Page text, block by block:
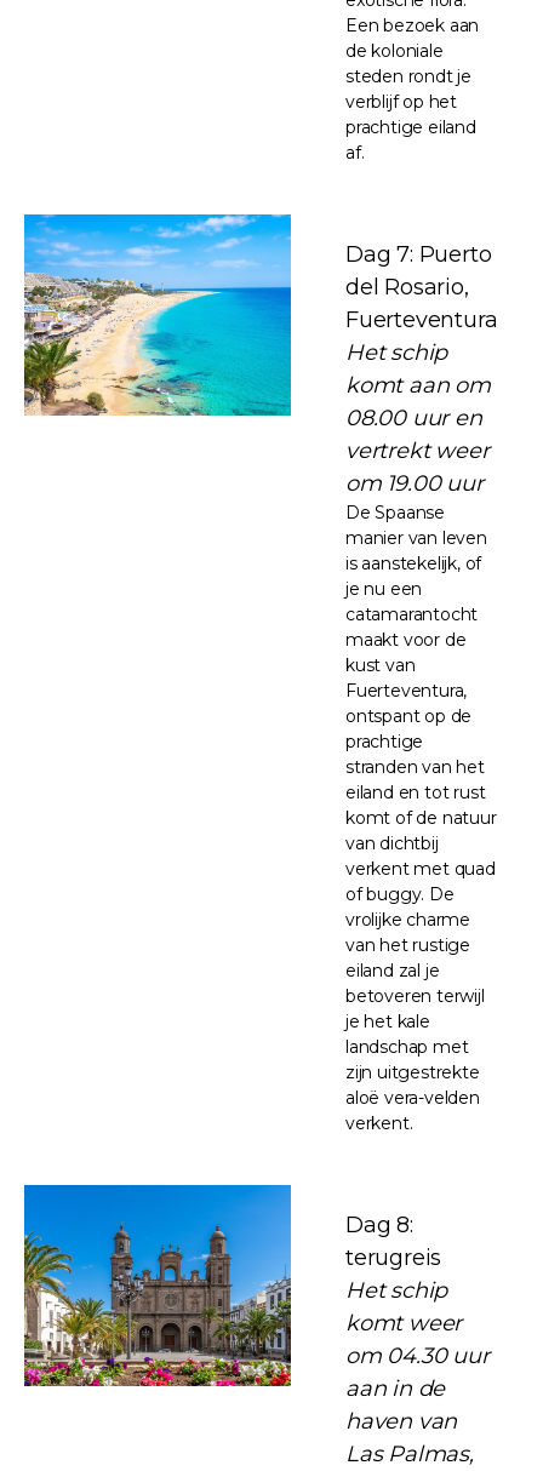
Een bezoek aan
de koloniale
steden rondt je
verblijf op het
prachtige eiland
af.
Dag 7: Puerto
del Rosario,
Fuerteventura
Het schip
komt aan om
08.00 uur en
vertrekt weer
om 19.00 uur
De Spaanse
manier van leven
is aanstekelijk, of
je nu een
catamarantocht
maakt voor de
kust van
Fuerteventura,
ontspant op de
prachtige
stranden van het
eiland en tot rust
komt of de natuur
van dichtbij
verkent met quad
of buggy. De
vrolijke charme
van het rustige
eiland zal je
betoveren terwijl
je het kale
landschap met
zijn uitgestrekte
aloë vera-velden
verkent.
Dag 8:
terugreis
Het schip
komt weer
om 04.30 uur
aan in de
haven van
Las Palmas,